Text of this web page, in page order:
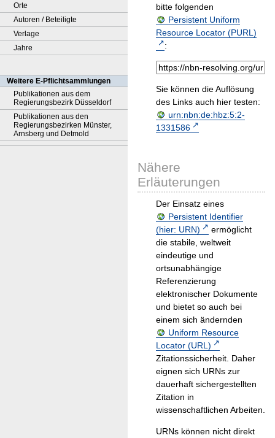
Orte
Autoren / Beteiligte
Verlage
Jahre
Weitere E-Pflichtsammlungen
Publikationen aus dem
Regierungsbezirk Düsseldorf
Publikationen aus den
Regierungsbezirken Münster,
Arnsberg und Detmold
bitte folgenden
Persistent Uniform
Resource Locator (PURL)
:
Sie können die Auflösung
des Links auch hier testen:
urn:nbn:de:hbz:5:2-
1331586
Nähere
Erläuterungen
Der Einsatz eines
Persistent Identifier
(hier: URN)
ermöglicht
die stabile, weltweit
eindeutige und
ortsunabhängige
Referenzierung
elektronischer Dokumente
und bietet so auch bei
einem sich ändernden
Uniform Resource
Locator (URL)
Zitationssicherheit. Daher
eignen sich URNs zur
dauerhaft sichergestellten
Zitation in
wissenschaftlichen Arbeiten.
URNs können nicht direkt